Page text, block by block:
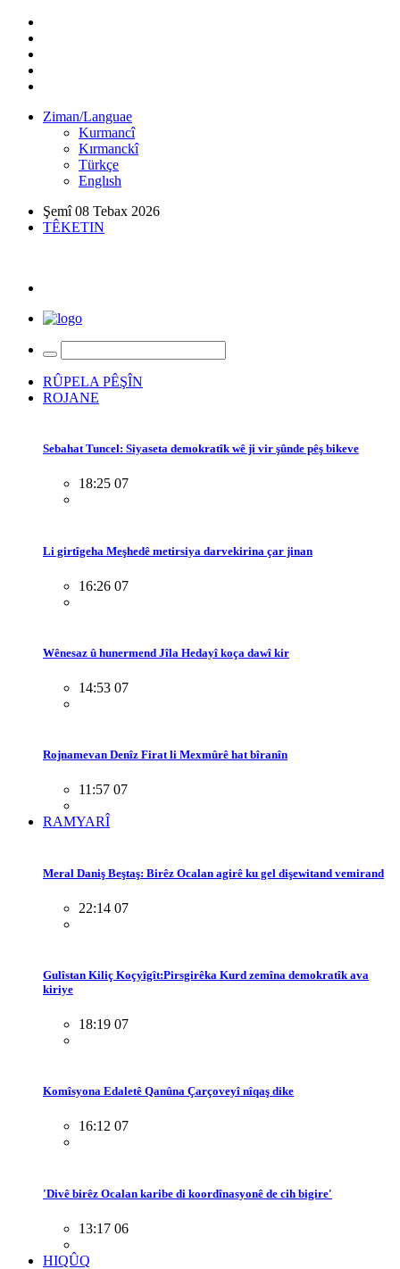
Ziman/Languae
Kurmancî
Kırmanckî
Türkçe
Englısh
Şemî 08 Tebax 2026
TÊKETIN
RÛPELA PÊŞÎN
ROJANE
Sebahat Tuncel: Siyaseta demokratîk wê ji vir şûnde pêş bikeve
18:25 07
Li girtîgeha Meşhedê metirsiya darvekirina çar jinan
16:26 07
Wênesaz û hunermend Jîla Hedayî koça dawî kir
14:53 07
Rojnamevan Denîz Firat li Mexmûrê hat bîranîn
11:57 07
RAMYARÎ
Meral Daniş Beştaş: Birêz Ocalan agirê ku gel dişewitand vemirand
22:14 07
Gulîstan Kiliç Koçyîgît:Pirsgirêka Kurd zemîna demokratîk ava
kiriye
18:19 07
Komîsyona Edaletê Qanûna Çarçoveyî nîqaş dike
16:12 07
'Divê birêz Ocalan karibe di koordînasyonê de cih bigire'
13:17 06
HIQÛQ